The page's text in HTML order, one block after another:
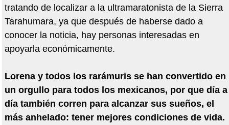
tratando de localizar a la ultramaratonista de la Sierra
Tarahumara, ya que después de haberse dado a
conocer la noticia, hay personas interesadas en
apoyarla económicamente.
Lorena y todos los rarámuris se han convertido en
un orgullo para todos los mexicanos, por que día a
día también corren para alcanzar sus sueños, el
más anhelado: tener mejores condiciones de vida.